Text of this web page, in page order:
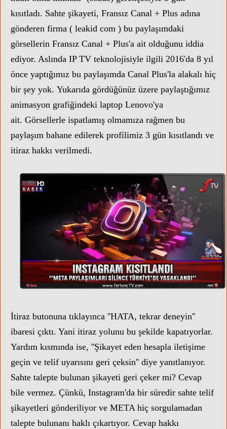
kısıtladı. Sahte şikayeti, Fransız Canal + Plus adına
gönderen firma ( leakid com ) bu paylaşımdaki
görsellerin Fransız Canal + Plus'a ait olduğunu iddia
ediyor. Aslında IP TV teknolojisiyle ilgili 2016'da 8 yıl
önce yaptığımız bu paylaşımda Canal Plus'la alakalı hiç
bir şey yok. Yukarıda gördüğünüz üzere paylaştığımız
animasyon grafiğindeki laptop Lenovo'ya
ait. Görsellerle ispatlamış olmamıza rağmen bu
paylaşım bahane edilerek profilimiz 3 gün kısıtlandı ve
itiraz hakkı verilmedi.
İtiraz butonuna tıklayınca ''HATA, tekrar deneyin''
ibaresi çıktı. Yani itiraz yolunu bu şekilde kapatıyorlar.
Yardım kısmında ise, ''Şikayet eden hesapla iletişime
geçin ve telif uyarısını geri çeksin'' diye yanıtlanıyor.
Sahte talepte bulunan şikayeti geri çeker mi? Cevap
bile vermez. Çünkü, Instagram'da bir süredir sahte telif
şikayetleri gönderiliyor ve META hiç sorgulamadan
talepte bulunanı haklı çıkartıyor. Cevap hakkı